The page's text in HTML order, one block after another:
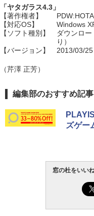
「ヤタガラス4.3」
【著作権者】
【対応OS】
Windows
【ソフト種別】
ダウンロ
り）
【バージョン】
2013/03/25
（芹澤 正芳）
編集部のおすすめ記事
ズゲー
窓の杜をいい